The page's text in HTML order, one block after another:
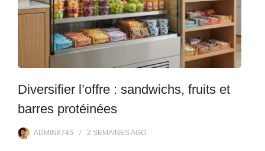
Diversifier l’offre : sandwichs, fruits et
barres protéinées
ADMIN8745 2 SEMAINESAGO